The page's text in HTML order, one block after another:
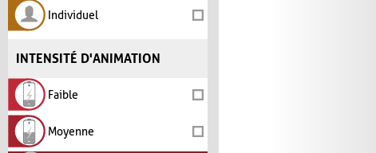
Individuel
INTENSITÉ D'ANIMATION
Faible
Moyenne